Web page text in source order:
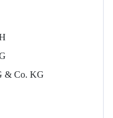
& Co. KG